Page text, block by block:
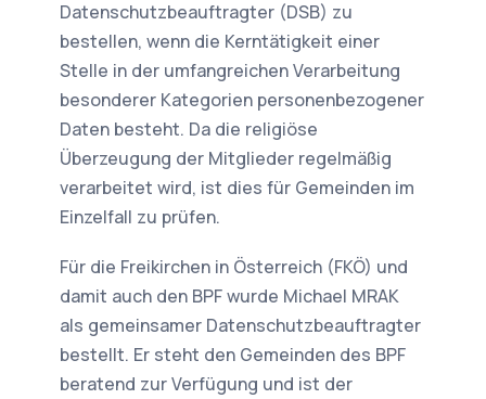
Datenschutzbeauftragter (DSB) zu
bestellen, wenn die Kerntätigkeit einer
Stelle in der umfangreichen Verarbeitung
besonderer Kategorien personenbezogener
Daten besteht. Da die religiöse
Überzeugung der Mitglieder regelmäßig
verarbeitet wird, ist dies für Gemeinden im
Einzelfall zu prüfen.
Für die Freikirchen in Österreich (FKÖ) und
damit auch den BPF wurde Michael MRAK
als gemeinsamer Datenschutzbeauftragter
bestellt. Er steht den Gemeinden des BPF
beratend zur Verfügung und ist der